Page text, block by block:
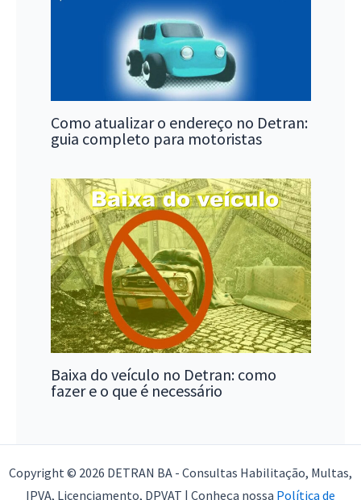
Como atualizar o endereço no Detran:
guia completo para motoristas
Baixa do veículo no Detran: como
fazer e o que é necessário
Copyright © 2026 DETRAN BA - Consultas Habilitação, Multas,
IPVA, Licenciamento, DPVAT | Conheça nossa Política de